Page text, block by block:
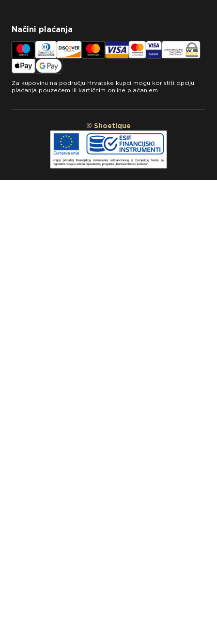
Načini plaćanja
Za kupovinu na području Hrvatske kupci mogu koristiti opciju
plaćanja pouzećem ili kartičnim online plaćanjem.
© Shoetique